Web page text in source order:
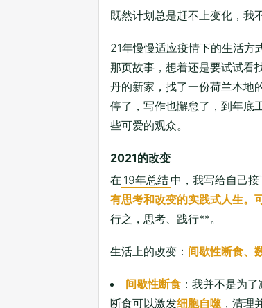
既然计划总是赶不上变化，我
21年慢慢适应疫情下的生活方
那页故事，想着还是要试试看
丹的新家，找了一份荷兰本地
停了，写作也懈怠了，到年底
些可爱的观众。
2021的改变
在 19年总结中，我写给自己
有思考和改变的实践式人生。
行之，思考、践行**。
生活上的改变： 间歇性断食、
间歇性断食 ：我并不是为
断食可以激发细胞自噬 ，清理